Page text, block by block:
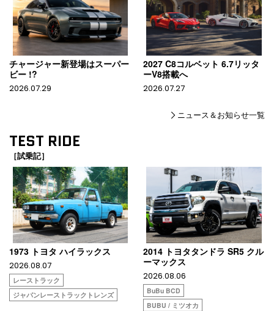
チャージャー新登場はスーパー
ビー !?
2026.07.29
2027 C8コルベット 6.7リッタ
ーV8搭載へ
2026.07.27
ニュース＆お知らせ一覧
TEST RIDE
［試乗記］
1973 トヨタ ハイラックス
2026.08.07
レーストラック
ジャパンレーストラックトレンズ
2014 トヨタタンドラ SR5 クル
ーマックス
2026.08.06
BuBu BCD
BUBU / ミツオカ